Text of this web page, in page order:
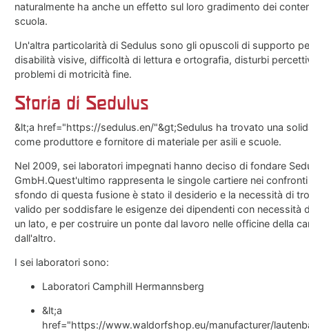
naturalmente ha anche un effetto sul loro gradimento dei
scuola.
Un'altra particolarità di Sedulus sono gli opuscoli di supporto
disabilità visive, difficoltà di lettura e ortografia, disturbi
problemi di motricità fine.
Storia di Sedulus
&lt;a href="https://sedulus.en/"&gt;Sedulus ha trovato una
come produttore e fornitore di materiale per asili e scuole.
Nel 2009, sei laboratori impegnati hanno deciso di fondare
GmbH.Quest'ultimo rappresenta le singole cartiere nei
sfondo di questa fusione è stato il desiderio e la necessità di
valido per soddisfare le esigenze dei dipendenti con necessità
un lato, e per costruire un ponte dal lavoro nelle officine della
dall'altro.
I sei laboratori sono:
Laboratori Camphill Hermannsberg
&lt;a
href="https://www.waldorfshop.eu/manufacturer/